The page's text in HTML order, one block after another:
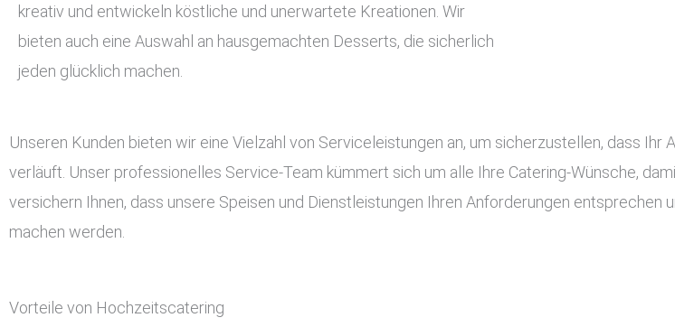
kreativ und entwickeln köstliche und unerwartete Kreationen. Wir
bieten auch eine Auswahl an hausgemachten Desserts, die sicherlich
jeden glücklich machen.
Unseren Kunden bieten wir eine Vielzahl von Serviceleistungen an, um sicherzustellen, dass Ihr
verläuft. Unser professionelles Service-Team kümmert sich um alle Ihre Catering-Wünsche,
versichern Ihnen, dass unsere Speisen und Dienstleistungen Ihren Anforderungen entsprechen
machen werden.
Vorteile von Hochzeitscatering